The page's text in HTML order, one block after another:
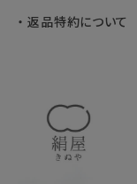
返品特約について